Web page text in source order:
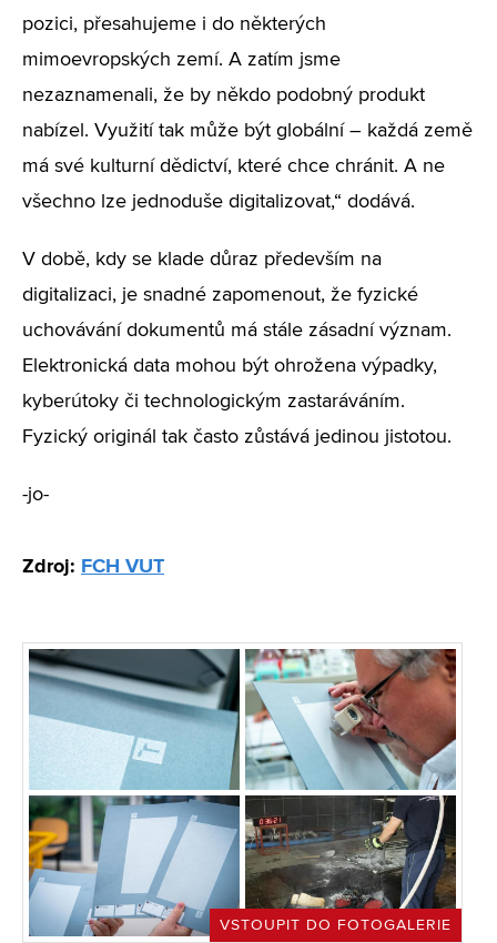
pozici, přesahujeme i do některých
mimoevropských zemí. A zatím jsme
nezaznamenali, že by někdo podobný produkt
nabízel. Využití tak může být globální – každá země
má své kulturní dědictví, které chce chránit. A ne
všechno lze jednoduše digitalizovat,“ dodává.
V době, kdy se klade důraz především na
digitalizaci, je snadné zapomenout, že fyzické
uchovávání dokumentů má stále zásadní význam.
Elektronická data mohou být ohrožena výpadky,
kyberútoky či technologickým zastaráváním.
Fyzický originál tak často zůstává jedinou jistotou.
-jo-
Zdroj: FCH VUT
VSTOUPIT DO FOTOGALERIE